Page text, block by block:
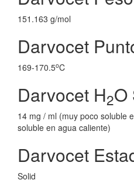
151.163 g/mol
Darvocet
169-170.5oC
Darvocet H2O
14 mg / ml (muy poco soluble
soluble en agua caliente)
Darvocet
Solid